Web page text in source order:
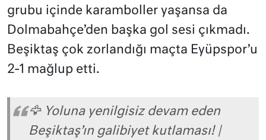
grubu içinde karamboller yaşansa da
Dolmabahçe’den başka gol sesi çıkmadı.
Beşiktaş çok zorlandığı maçta Eyüpspor’u
2-1 mağlup etti.
🦅 Yoluna yenilgisiz devam eden
Beşiktaş’ın galibiyet kutlaması! |